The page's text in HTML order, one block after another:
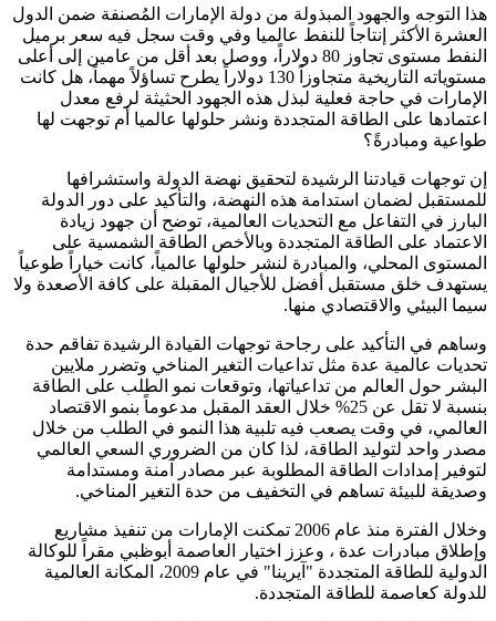
هذا التوجه والجهود المبذولة من دولة الإمارات المُصنفة ضمن الدول
العشرة الأكثر إنتاجاً للنفط عالميا وفي وقت سجل فيه سعر برميل
النفط مستوى تجاوز 80 دولاراً، ووصل بعد أقل من عامين إلى أعلى
مستوياته التاريخية متجاوزاً 130 دولاراً يطرح تساؤلاً مهماً، هل كانت
الإمارات في حاجة فعلية لبذل هذه الجهود الحثيثة لرفع معدل
اعتمادها على الطاقة المتجددة ونشر حلولها عالميا أم توجهت لها
طواعية ومبادرةً؟
إن توجهات قيادتنا الرشيدة لتحقيق نهضة الدولة واستشرافها
للمستقبل لضمان استدامة هذه النهضة، والتأكيد على دور الدولة
البارز في التفاعل مع التحديات العالمية، توضح أن جهود زيادة
الاعتماد على الطاقة المتجددة وبالأخص الطاقة الشمسية على
المستوى المحلي، والمبادرة لنشر حلولها عالمياً، كانت خياراً طوعياً
يستهدف خلق مستقبل أفضل للأجيال المقبلة على كافة الأصعدة ولا
سيما البيئي والاقتصادي منها.
وساهم في التأكيد على رجاحة توجهات القيادة الرشيدة تفاقم حدة
تحديات عالمية عدة مثل تداعيات التغير المناخي وتضرر ملايين
البشر حول العالم من تداعياتها، وتوقعات نمو الطلب على الطاقة
بنسبة لا تقل عن 25% خلال العقد المقبل مدعوماً بنمو الاقتصاد
العالمي، في وقت يصعب فيه تلبية هذا النمو في الطلب من خلال
مصدر واحد لتوليد الطاقة، لذا كان من الضروري السعي العالمي
لتوفير إمدادات الطاقة المطلوبة عبر مصادر آمنة ومستدامة
وصديقة للبيئة تساهم في التخفيف من حدة التغير المناخي.
وخلال الفترة منذ عام 2006 تمكنت الإمارات من تنفيذ مشاريع
وإطلاق مبادرات عدة ، وعزز اختيار العاصمة أبوظبي مقراً للوكالة
الدولية للطاقة المتجددة "آيرينا" في عام 2009، المكانة العالمية
للدولة كعاصمة للطاقة المتجددة.